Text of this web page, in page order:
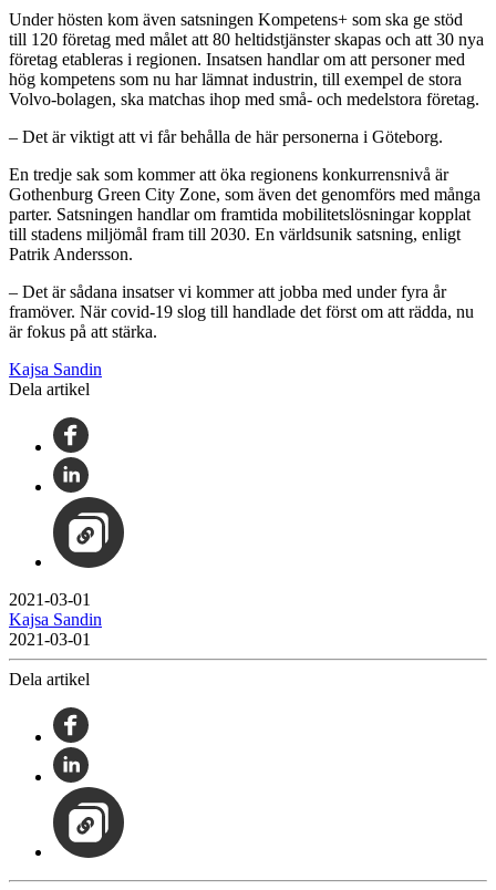
Under hösten kom även satsningen Kompetens+ som ska ge stöd
till 120 företag med målet att 80 heltidstjänster skapas och att 30 nya
företag etableras i regionen. Insatsen handlar om att personer med
hög kompetens som nu har lämnat industrin, till exempel de stora
Volvo-bolagen, ska matchas ihop med små- och medelstora företag.
– Det är viktigt att vi får behålla de här personerna i Göteborg.
En tredje sak som kommer att öka regionens konkurrensnivå är
Gothenburg Green City Zone, som även det genomförs med många
parter. Satsningen handlar om framtida mobilitetslösningar kopplat
till stadens miljömål fram till 2030. En världsunik satsning, enligt
Patrik Andersson.
– Det är sådana insatser vi kommer att jobba med under fyra år
framöver. När covid-19 slog till handlade det först om att rädda, nu
är fokus på att stärka.
Kajsa Sandin
Dela artikel
2021-03-01
Kajsa Sandin
2021-03-01
Dela artikel